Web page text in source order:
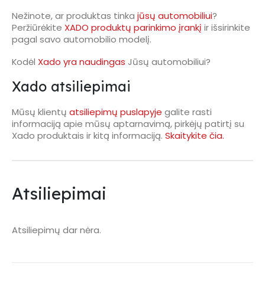
Nežinote, ar produktas tinka jūsų automobiliui?
Peržiūrėkite XADO produktų parinkimo įrankį ir išsirinkite
pagal savo automobilio modelį.
Kodėl Xado yra naudingas Jūsų automobiliui?
Xado atsiliepimai
Mūsų klientų atsiliepimų puslapyje galite rasti
informaciją apie mūsų aptarnavimą, pirkėjų patirtį su
Xado produktais ir kitą informaciją. Skaitykite čia.
Atsiliepimai
Atsiliepimų dar nėra.